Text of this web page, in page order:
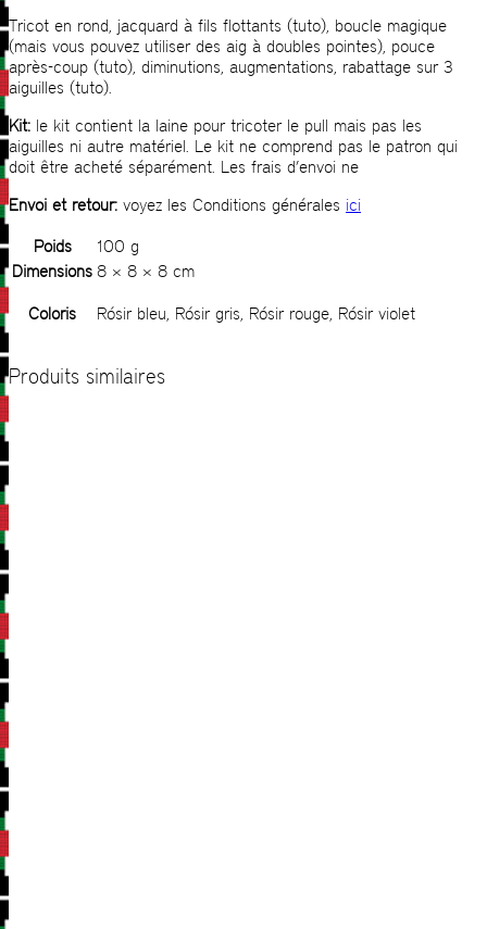
Tricot en rond, jacquard à fils flottants (tuto), boucle magique
(mais vous pouvez utiliser des aig à doubles pointes), pouce
après-coup (tuto), diminutions, augmentations, rabattage sur 3
aiguilles (tuto).
Kit: le kit contient la laine pour tricoter le pull mais pas les
aiguilles ni autre matériel. Le kit ne comprend pas le patron qui
doit être acheté séparément. Les frais d’envoi ne
Envoi et retour: voyez les Conditions générales ici
Poids
100 g
Dimensions 8 × 8 × 8 cm
Coloris Rósir bleu, Rósir gris, Rósir rouge, Rósir violet
Produits similaires